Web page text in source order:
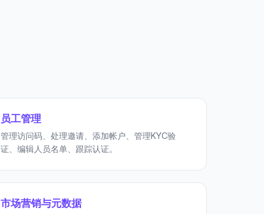
员工管理
管理访问码、处理邀请、添加帐户、管理KYC验
证、编辑人员名单、跟踪认证。
市场营销与元数据